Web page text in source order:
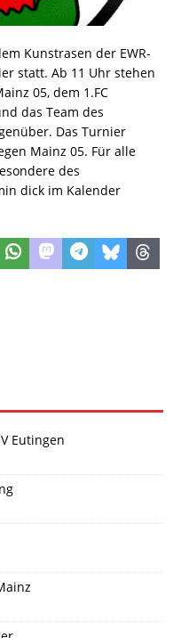
Kunstrasen der EWR-
statt. Ab 11 Uhr stehen
05, dem 1.FC
das Team des
Das Turnier
Mainz 05. Für alle
des
dick im Kalender
Eutingen